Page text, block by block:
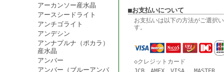
アーカンソー産水晶
アースシードライト
アンチゴライト
アンデシン
アンナプルナ（ポカラ）
産水晶
アンバー
アンバー（ブルーアンバ
■お支払いについて
お支払いは以下の方法がご選択
す。
◇クレジットカード